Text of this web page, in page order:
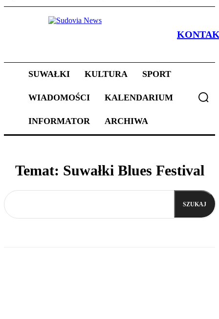
SUWAŁKI KULTURA SPORT
WIADOMOŚCI KALENDARIUM
INFORMATOR ARCHIWA
Temat: Suwałki Blues Festival
SZUKAJ